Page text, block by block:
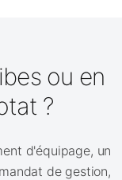
ou en
?
d'équipage, un
de gestion,